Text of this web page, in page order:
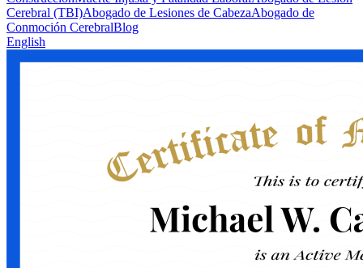
Cerebral (TBI)Abogado de Lesiones de CabezaAbogado de
Conmoción CerebralBlog
English